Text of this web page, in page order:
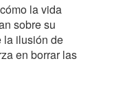
la vida
sobre su
la ilusión de
en borrar las